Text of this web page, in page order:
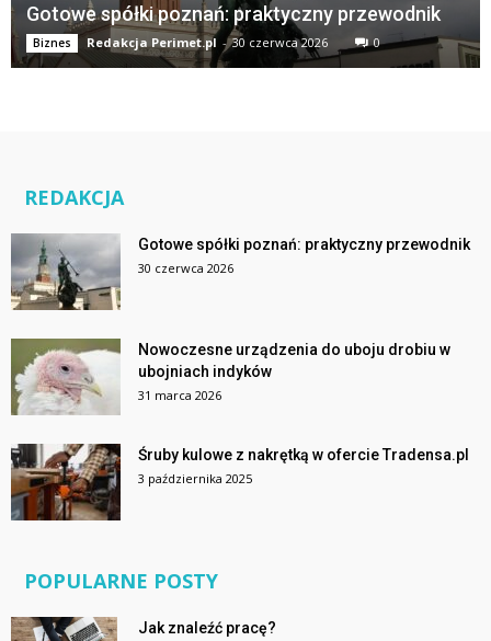
Gotowe spółki poznań: praktyczny przewodnik
Biznes Redakcja Perimet.pl - 30 czerwca 2026 0
REDAKCJA
Gotowe spółki poznań: praktyczny przewodnik
30 czerwca 2026
Nowoczesne urządzenia do uboju drobiu w
ubojniach indyków
31 marca 2026
Śruby kulowe z nakrętką w ofercie Tradensa.pl
3 października 2025
POPULARNE POSTY
Jak znaleźć pracę?